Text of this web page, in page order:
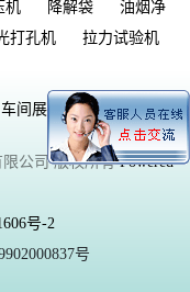
机 降解袋
油烟净
打孔机 拉力试验机
车间展示 联系我们
公司 版权所有Powered
号-2
号